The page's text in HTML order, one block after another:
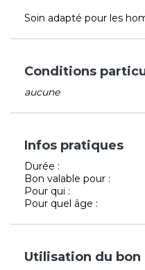
Soin adapté pour les
Conditions
aucune
Infos pratiques
Durée :
Bon valable pour :
Pour qui :
Pour quel âge :
Utilisation du bon